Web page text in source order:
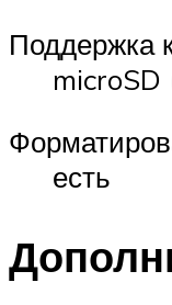
Поддержка
microSD
есть